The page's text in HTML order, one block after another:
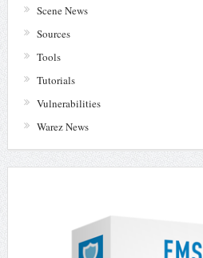
Scene News
Sources
Tools
Tutorials
Vulnerabilities
Warez News